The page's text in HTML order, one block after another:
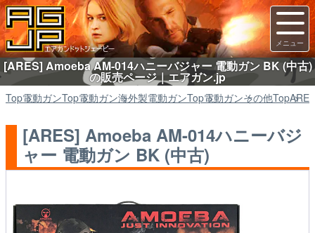
[ARES] Amoeba AM-014ハニーバジャー 電動ガン BK (中古)
の販売ページ｜エアガン.jp
Top電動ガンTop電動ガン海外製電動ガンTop電動ガンその他TopARES
[ARES] Amoeba AM-014ハニーバジ
ャー 電動ガン BK (中古)